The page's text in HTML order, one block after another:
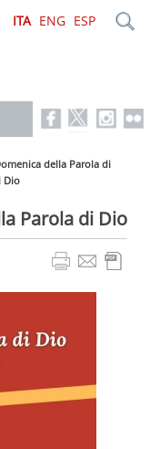
ITA ENG ESP
della Parola di
Dio
Parola di Dio